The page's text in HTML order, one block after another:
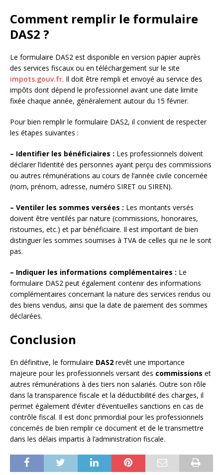
Comment remplir le formulaire
DAS2 ?
Le formulaire DAS2 est disponible en version papier auprès
des services fiscaux ou en téléchargement sur le site
impots.gouv.fr. Il doit être rempli et envoyé au service des
impôts dont dépend le professionnel avant une date limite
fixée chaque année, généralement autour du 15 février.
Pour bien remplir le formulaire DAS2, il convient de respecter
les étapes suivantes :
– Identifier les bénéficiaires : Les professionnels doivent
déclarer l’identité des personnes ayant perçu des commissions
ou autres rémunérations au cours de l’année civile concernée
(nom, prénom, adresse, numéro SIRET ou SIREN).
– Ventiler les sommes versées : Les montants versés
doivent être ventilés par nature (commissions, honoraires,
ristournes, etc.) et par bénéficiaire. Il est important de bien
distinguer les sommes soumises à TVA de celles qui ne le sont
pas.
– Indiquer les informations complémentaires : Le
formulaire DAS2 peut également contenir des informations
complémentaires concernant la nature des services rendus ou
des biens vendus, ainsi que la date de paiement des sommes
déclarées.
Conclusion
En définitive, le formulaire DAS2 revêt une importance
majeure pour les professionnels versant des commissions et
autres rémunérations à des tiers non salariés. Outre son rôle
dans la transparence fiscale et la déductibilité des charges, il
permet également d’éviter d’éventuelles sanctions en cas de
contrôle fiscal. Il est donc primordial pour les professionnels
concernés de bien remplir ce document et de le transmettre
dans les délais impartis à l’administration fiscale.